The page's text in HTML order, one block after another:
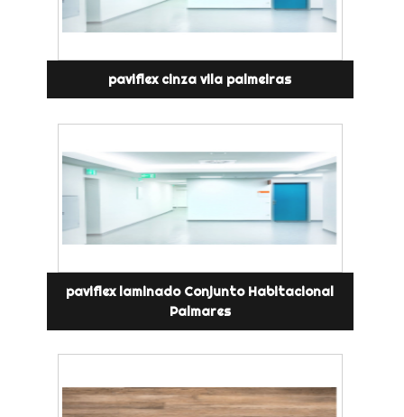
paviflex cinza vila palmeiras
paviflex laminado Conjunto Habitacional
Palmares